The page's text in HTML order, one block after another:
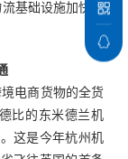
基础设施加快完
境电商货物的全货
比的东米德兰机
这是今年杭州机